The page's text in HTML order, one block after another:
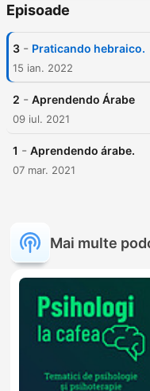
Episoade
3 - Praticando hebraico.
15 ian. 2022
2 - Aprendendo Árabe
09 iul. 2021
1 - Aprendendo árabe.
07 mar. 2021
Mai multe